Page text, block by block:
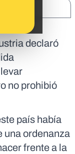
declaró
no prohibió
país había
una ordenanza
frente a la